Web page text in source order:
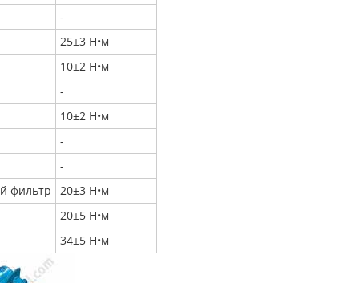
-
25±3 Н•м
10±2 Н•м
-
10±2 Н•м
-
-
фильтр
20±3 Н•м
20±5 Н•м
34±5 Н•м